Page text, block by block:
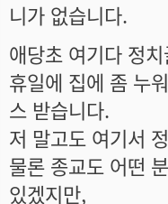
니가 없습니다.
애당초 여기다 정
휴일에 집에 좀 누
스 받습니다.
저 말고도 여기서
물론 종교도 어떤
있겠지만,